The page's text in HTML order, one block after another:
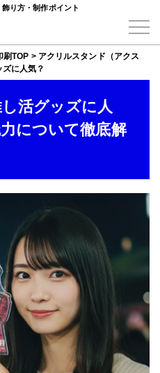
り方・制作ポイント
刷TOP > アクリルスタンド（アクス
に人気？
活グッズに人
について徹底解